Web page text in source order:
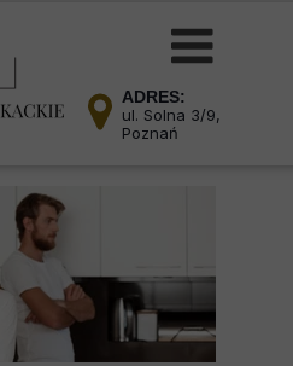
ADRES:
ul. Solna 3/9,
Poznań